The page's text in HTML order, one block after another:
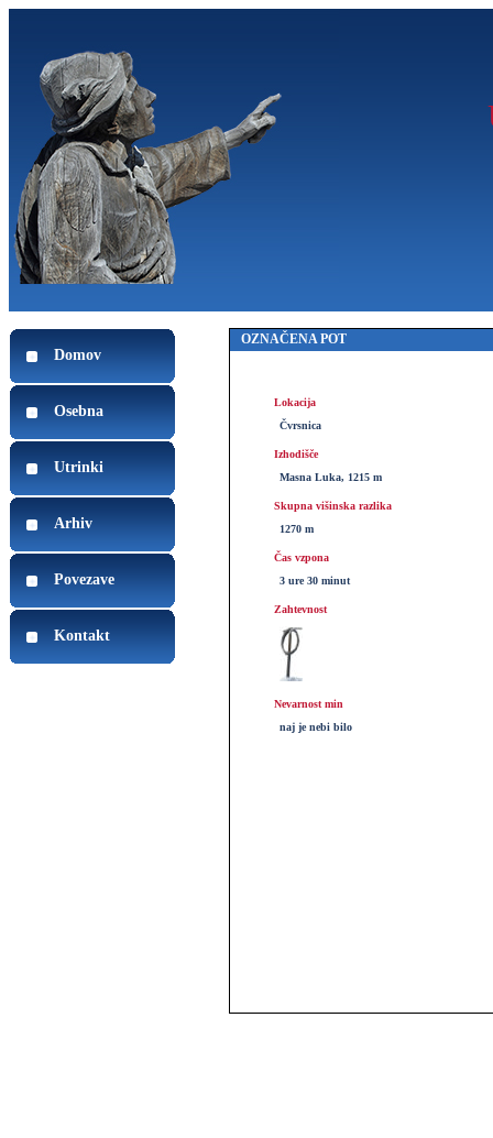
Domov
Osebna
Utrinki
Arhiv
Povezave
Kontakt
OZNAČENA POT
Lokacija
Čvrsnica
Izhodišče
Masna Luka, 1215 m
Skupna višinska razlika
1270 m
Čas vzpona
3 ure 30 minut
Zahtevnost
Nevarnost min
naj je nebi bilo